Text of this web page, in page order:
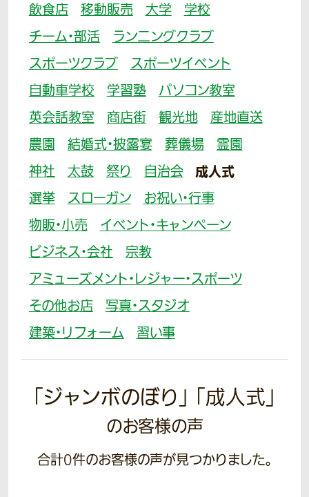
飲食店
移動販売 大学
学校
チーム・部活
ランニングクラブ
スポーツクラブ
スポーツイベント
自動車学校
学習塾
パソコン教室
英会話教室
商店街 観光地
産地直送
農園
結婚式・披露宴 葬儀場
霊園
神社
太鼓 祭り 自治会 成人式
選挙 スローガン
お祝い・行事
物販・小売
イベント・キャンペーン
ビジネス・会社
宗教
アミューズメント・レジャー・スポーツ
その他お店
写真・スタジオ
建築・リフォーム
習い事
「ジャンボのぼり」 「成人式」
のお客様の声
合計0件のお客様の声が見つかりました。